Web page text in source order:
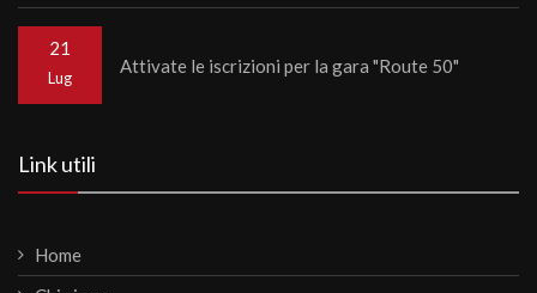
21
Lug
Attivate le iscrizioni per la gara "Route 50"
Link utili
Home